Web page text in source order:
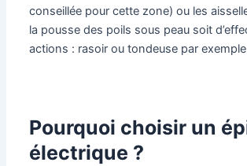
conseillée pour cette zone) ou les
la pousse des poils sous peau soit
actions : rasoir ou tondeuse par
Pourquoi choisir un
électrique ?